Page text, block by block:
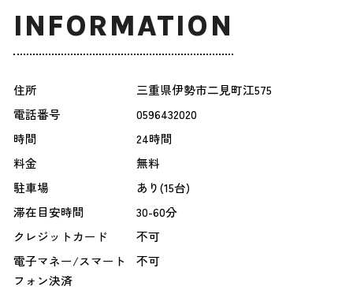
INFORMATION
住所
三重県伊勢市二見町江575
電話番号
0596432020
時間
24時間
料金
無料
駐車場
あり(15台)
滞在目安時間
30-60分
クレジットカード
不可
電子マネー/スマート
フォン決済
不可